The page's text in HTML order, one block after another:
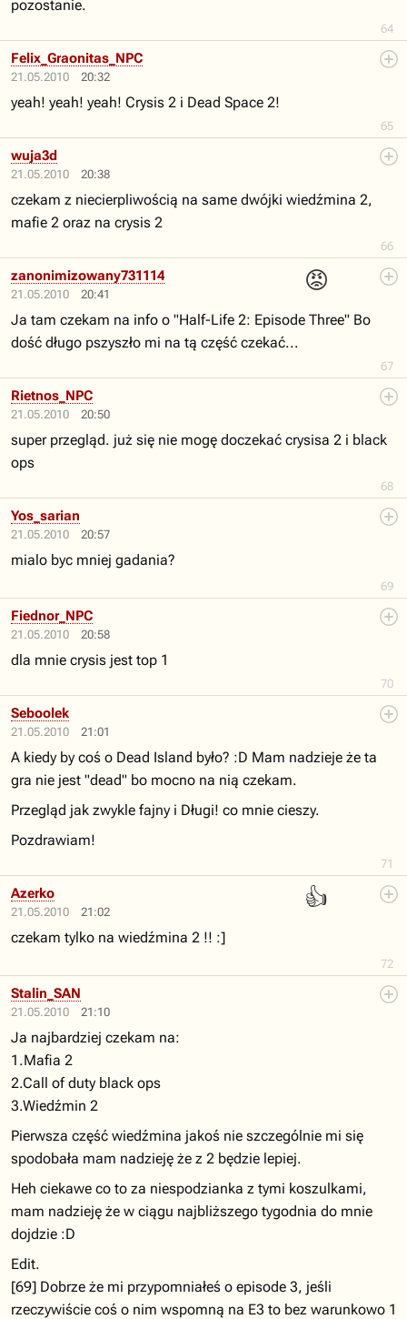
64
pozostanie.
21.05.2010 20:32
65
Felix_Graonitas_NPC
yeah! yeah! yeah! Crysis 2 i Dead Space 2!
21.05.2010 20:38
66
wuja3d
czekam z niecierpliwością na same dwójki wiedźmina 2,
mafie 2 oraz na crysis 2
21.05.2010 20:41
😡
67
zanonimizowany731114
Ja tam czekam na info o "Half-Life 2: Episode Three" Bo
dość długo pszyszło mi na tą część czekać...
21.05.2010 20:50
68
Rietnos_NPC
super przegląd. już się nie mogę doczekać crysisa 2 i black
ops
21.05.2010 20:57
69
Yos_sarian
mialo byc mniej gadania?
21.05.2010 20:58
70
Fiednor_NPC
dla mnie crysis jest top 1
21.05.2010 21:01
71
Seboolek
A kiedy by coś o Dead Island było? :D Mam nadzieje że ta
gra nie jest "dead" bo mocno na nią czekam.
Przegląd jak zwykle fajny i Długi! co mnie cieszy.
Pozdrawiam!
21.05.2010 21:02
👍
72
Azerko
czekam tylko na wiedźmina 2 !! :]
21.05.2010 21:10
Stalin_SAN
Ja najbardziej czekam na:
1.Mafia 2
2.Call of duty black ops
3.Wiedźmin 2
Pierwsza część wiedźmina jakoś nie szczególnie mi się
spodobała mam nadzieję że z 2 będzie lepiej.
Heh ciekawe co to za niespodzianka z tymi koszulkami,
mam nadzieję że w ciągu najbliższego tygodnia do mnie
dojdzie :D
Edit.
[69] Dobrze że mi przypomniałeś o episode 3, jeśli
rzeczywiście coś o nim wspomną na E3 to bez warunkowo 1